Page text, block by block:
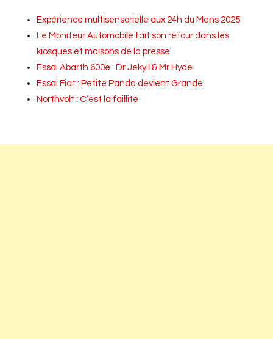
Expérience multisensorielle aux 24h du Mans 2025
Le Moniteur Automobile fait son retour dans les
kiosques et maisons de la presse
Essai Abarth 600e : Dr Jekyll & Mr Hyde
Essai Fiat : Petite Panda devient Grande
Northvolt : C’est la faillite